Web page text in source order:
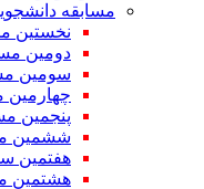
مسابقه
نخستین
دومین
سومین
چهارمین
پنجمین
ششمین
هفتمین
هشتمین